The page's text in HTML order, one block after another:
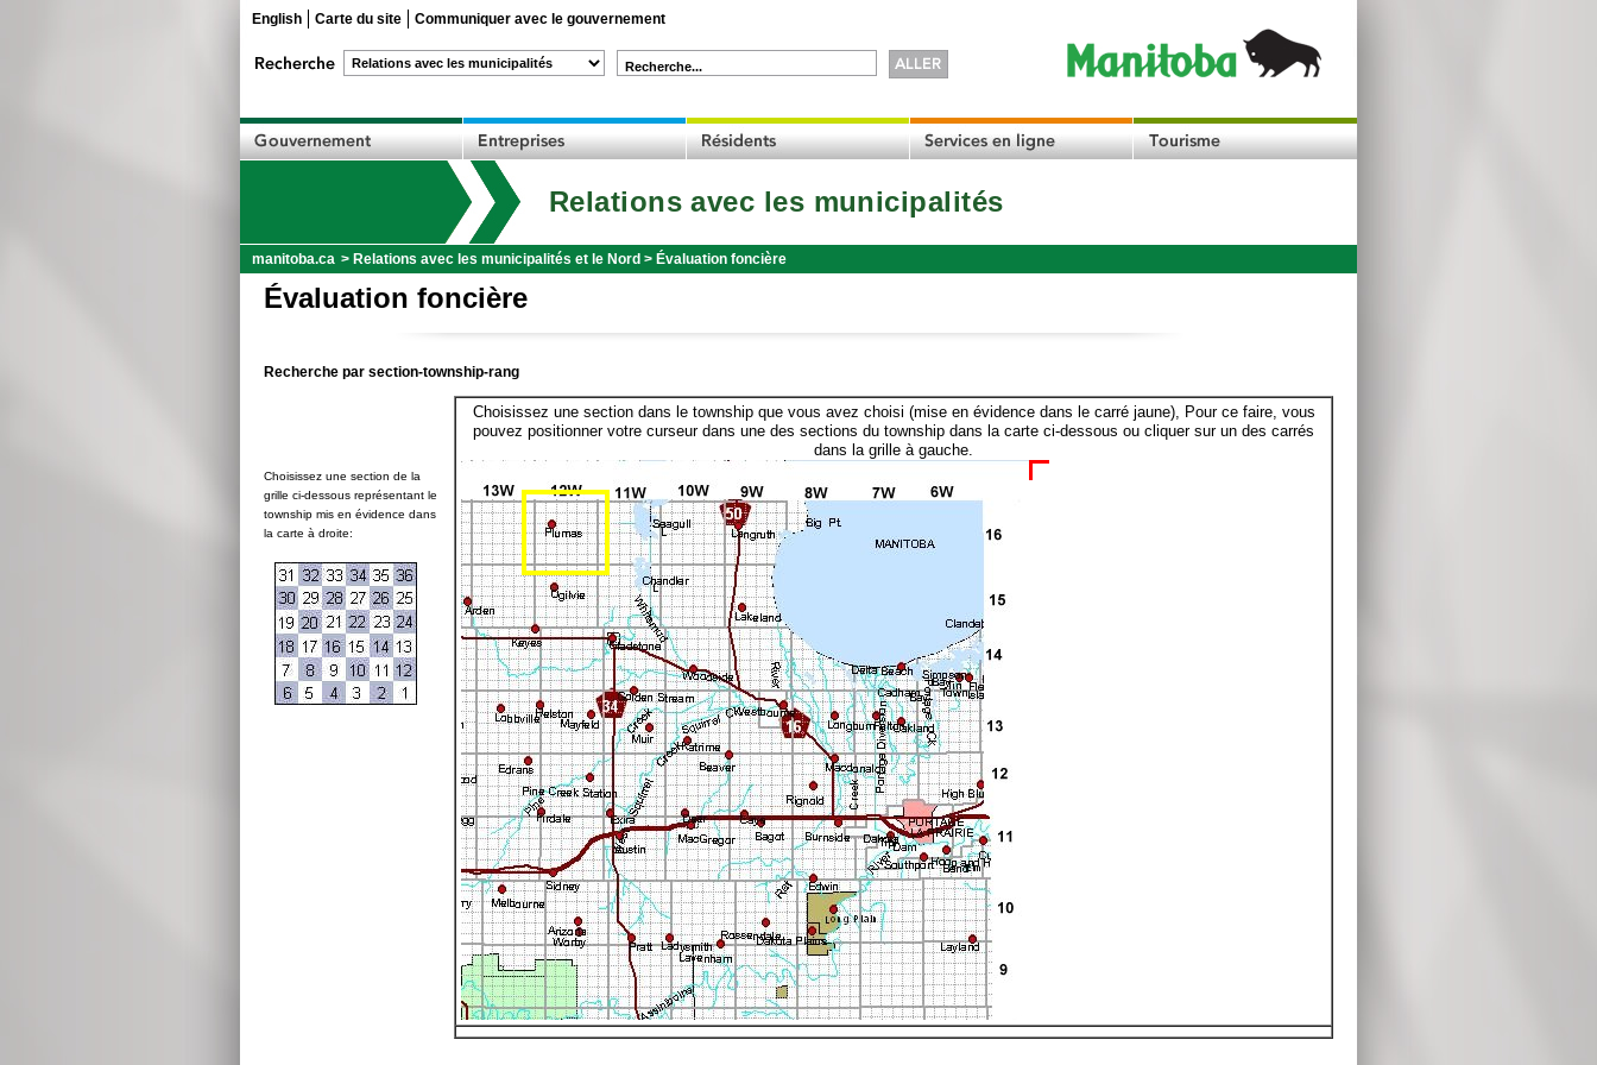
English Carte du site Communiquer avec le gouvernement
Recherche...
Relations avec les municipalités
manitoba.ca > Relations avec les municipalités et le Nord > Évaluation foncière
Évaluation foncière
Recherche par section-township-rang
Choisissez une section de la
grille ci-dessous représentant le
township mis en évidence dans
la carte à droite:
Choisissez une section dans le township que vous avez choisi (mise en évidence dans le carré jaune), Pour ce faire, vous
pouvez positionner votre curseur dans une des sections du township dans la carte ci-dessous ou cliquer sur un des carrés
dans la grille à gauche.